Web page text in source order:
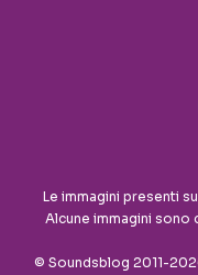
Le immagini presenti
Alcune immagini sono
© Soundsblog 2011-